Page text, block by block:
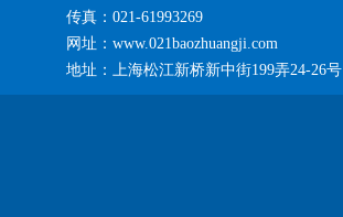
传真：021-61993269
网址：www.021baozhuangji.com
地址：上海松江新桥新中街199弄24-26号